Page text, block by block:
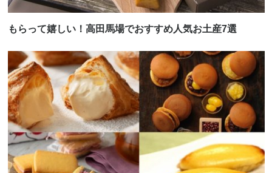
もらって嬉しい！高田馬場でおすすめ人気お土産7選